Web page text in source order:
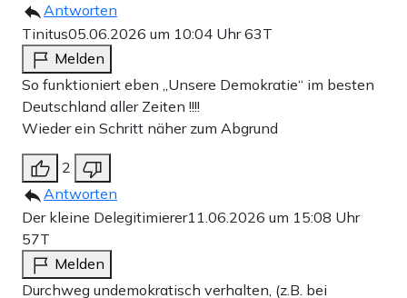
Antworten
Tinitus05.06.2026 um 10:04 Uhr63T
Melden
So funktioniert eben „Unsere Demokratie“ im besten
Deutschland aller Zeiten !!!!
Wieder ein Schritt näher zum Abgrund
2
Antworten
Der kleine Delegitimierer11.06.2026 um 15:08 Uhr
57T
Melden
Durchweg undemokratisch verhalten, (z.B. bei